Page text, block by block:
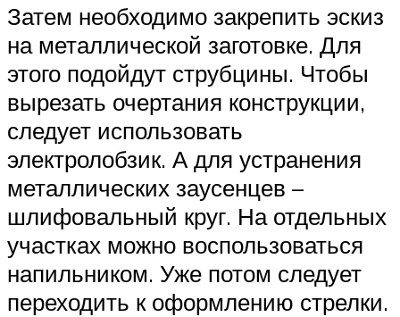
Затем необходимо закрепить эскиз
на металлической заготовке. Для
этого подойдут струбцины. Чтобы
вырезать очертания конструкции,
следует использовать
электролобзик. А для устранения
металлических заусенцев –
шлифовальный круг. На отдельных
участках можно воспользоваться
напильником. Уже потом следует
переходить к оформлению стрелки.